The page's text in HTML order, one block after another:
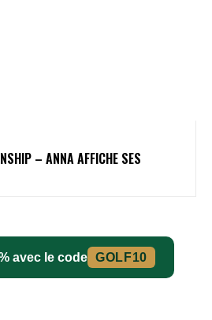
– ANNA AFFICHE SES
avec le code GOLF10